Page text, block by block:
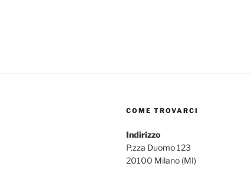
COME TROVARCI
Indirizzo
P.zza Duomo 123
20100 Milano (MI)